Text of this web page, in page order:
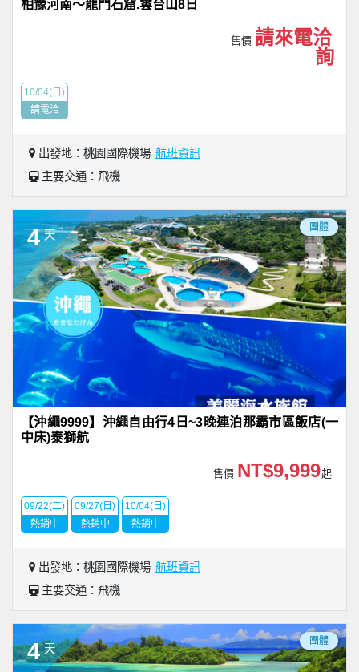
相豫河南～龍門石窟.雲台山8日
售價 請來電洽
詢
10/04(日)
請電洽
出發地：桃園國際機場 航班資訊
主要交通：飛機
4 天
團體
【沖繩9999】沖繩自由行4日~3晚連泊那霸市區飯店(一
中床)泰獅航
售價 NT$9,999起
09/22(二)
熱銷中
09/27(日)
熱銷中
10/04(日)
熱銷中
出發地：桃園國際機場 航班資訊
主要交通：飛機
4 天
團體